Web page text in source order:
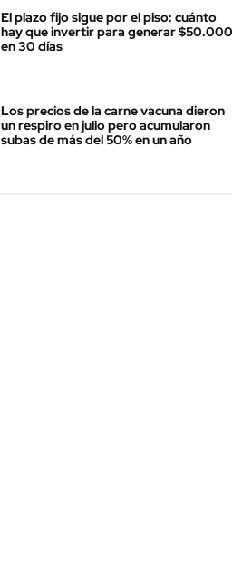
El plazo fijo sigue por el piso: cuánto
hay que invertir para generar $50.000
en 30 días
Los precios de la carne vacuna dieron
un respiro en julio pero acumularon
subas de más del 50% en un año